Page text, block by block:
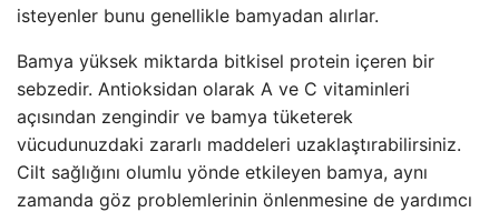
isteyenler bunu genellikle bamyadan alırlar.
Bamya yüksek miktarda bitkisel protein içeren bir
sebzedir. Antioksidan olarak A ve C vitaminleri
açısından zengindir ve bamya tüketerek
vücudunuzdaki zararlı maddeleri uzaklaştırabilirsiniz.
Cilt sağlığını olumlu yönde etkileyen bamya, aynı
zamanda göz problemlerinin önlenmesine de yardımcı